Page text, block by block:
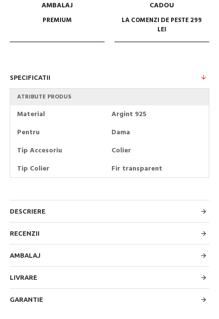
AMBALAJ
PREMIUM
CADOU
LA COMENZI DE PESTE 299
LEI
SPECIFICATII
ATRIBUTE PRODUS
Material
Argint 925
Pentru
Dama
Tip Accesoriu
Colier
Tip Colier
Fir transparent
DESCRIERE
RECENZII
AMBALAJ
LIVRARE
GARANTIE